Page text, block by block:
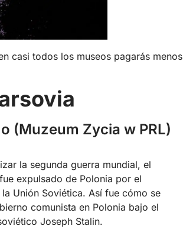
casi todos los museos pagarás menos
(Muzeum Zycia w PRL)
la segunda guerra mundial, el
expulsado de Polonia por el
Unión Soviética. Así fue cómo se
comunista en Polonia bajo el
Joseph Stalin.